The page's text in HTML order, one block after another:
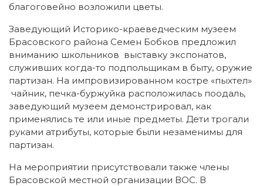
благоговейно возложили цветы.
Заведующий Историко-краеведческим музеем
Брасовского района Семен Бобков предложил
вниманию школьников выставку экспонатов,
служивших когда-то подпольщикам в быту, оружие
партизан. На импровизированном костре «пыхтел»
чайник, печка-буржуйка расположилась поодаль,
заведующий музеем демонстрировал, как
применялись те или иные предметы. Дети трогали
руками атрибуты, которые были незаменимы для
партизан.
На мероприятии присутствовали также члены
Брасовской местной организации ВОС. В